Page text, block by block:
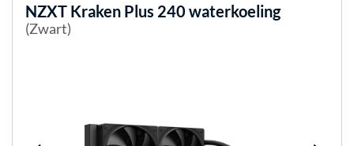
NZXT Kraken Plus 240 waterkoeling
(Zwart)